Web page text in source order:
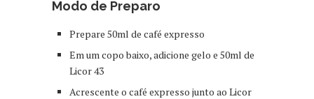
Modo de Preparo
Prepare 50ml de café expresso
Em um copo baixo, adicione gelo e 50ml de
Licor 43
Acrescente o café expresso junto ao Licor